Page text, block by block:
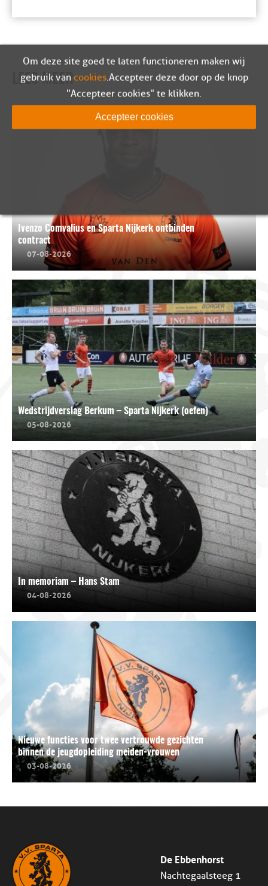
LEES MEER
Ivenzo Comvalius en Sparta Nijkerk ontbinden
contract
07-08-2026
Wedstrijdverslag Berkum – Sparta Nijkerk (oefen)
05-08-2026
In memoriam – Hans Stam
04-08-2026
Nieuwe functies voor twee vertrouwde gezichten
binnen de jeugdopleiding meiden-vrouwen
03-08-2026
De Ebbenhorst
Nachtegaalsteeg 1
Om deze site goed te laten functioneren maken wij
gebruik van cookies. Accepteer deze door op de knop
"Accepteer cookies" te klikken.
Accepteer cookies